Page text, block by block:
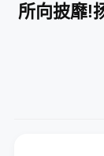
所向披靡!